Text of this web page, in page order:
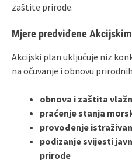
zaštite prirode.
Mjere predviđene
Akcijski plan uključuje niz
na očuvanje i obnovu
obnova i zaštita
praćenje stanja
provođenje
podizanje svijesti
prirode